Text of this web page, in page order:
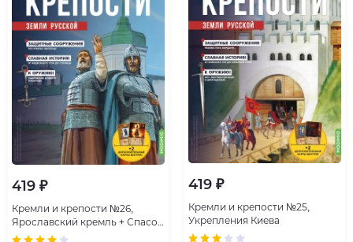
419 ₽
Кремли и крепости №26,
Ярославский кремль + Спасо-
Преображенский монастырь
419 ₽
Кремли и крепости №25,
Укрепления Киева